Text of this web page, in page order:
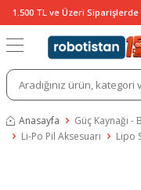
1.500 TL ve Üzeri
Anasayfa Güç Kaynağı -
Li-Po Pil Aksesuarı
Lipo